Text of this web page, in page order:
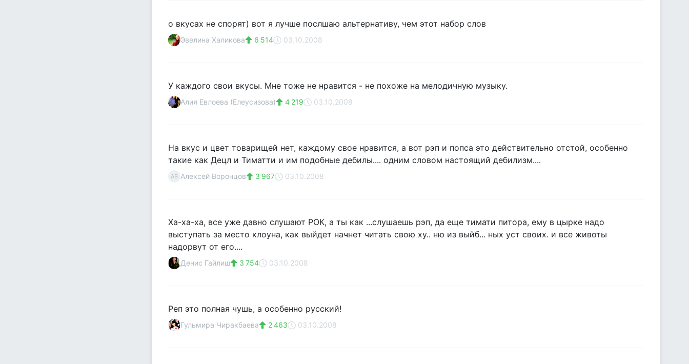
о вкусах не спорят) вот я лучше послшаю альтернативу, чем этот набор слов
Эвелина Халикова 6 514 03.10.2008
У каждого свои вкусы. Мне тоже не нравится - не похоже на мелодичную музыку.
Алия Евлоева (Елеусизова) 4 219 03.10.2008
На вкус и цвет товарищей нет, каждому свое нравится, а вот рэп и попса это действительно отстой, особенно
такие как Децл и Тиматти и им подобные дебилы.... одним словом настоящий дебилизм....
АВ Алексей Воронцов 3 967 03.10.2008
Ха-ха-ха, все уже давно слушают РОК, а ты как ...слушаешь рэп, да еще тимати питора, ему в цырке надо
выступать за место клоуна, как выйдет начнет читать свою ху.. ню из выйб... ных уст своих. и все животы
надорвут от его....
Денис Гайлиш 3 754 03.10.2008
Реп это полная чушь, а особенно русский!
Гульмира Чиракбаева 2 463 03.10.2008